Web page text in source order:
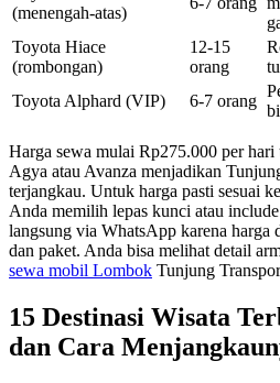
(menengah-atas)
Toyota Hiace
(rombongan)
12-15
orang
Toyota Alphard (VIP)
6-7 orang
Harga sewa mulai Rp275.000 per
Agya atau Avanza menjadikan
terjangkau. Untuk harga pasti sesuai
Anda memilih lepas kunci atau
langsung via WhatsApp karena harga
dan paket. Anda bisa melihat detail
sewa mobil Lombok Tunjung
15 Destinasi Wisata
dan Cara